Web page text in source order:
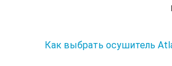
Как выбрать осушитель